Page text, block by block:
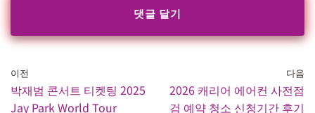
이전
박재범 콘서트 티켓팅 2025
Jay Park World Tour
다음
2026 캐리어 에어컨 사전점
검 예약 청소 신청기간 후기